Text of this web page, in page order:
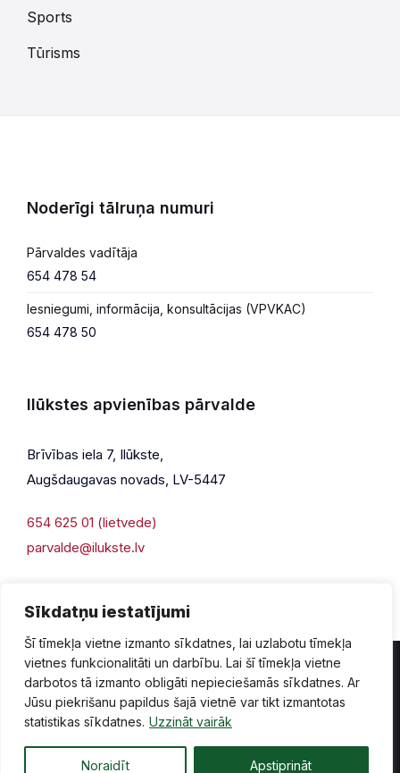
Sīkdatņu iestatījumi
Šī tīmekļa vietne izmanto sīkdatnes, lai uzlabotu tīmekļa
vietnes funkcionalitāti un darbību. Lai šī tīmekļa vietne
darbotos tā izmanto obligāti nepieciešamās sīkdatnes. Ar
Jūsu piekrišanu papildus šajā vietnē var tikt izmantotas
statistikas sīkdatnes. Uzzināt vairāk
Noraidīt Apstiprināt
Sports
Tūrisms
Noderīgi tālruņa numuri
Pārvaldes vadītāja
654 478 54
Iesniegumi, informācija, konsultācijas (VPVKAC)
654 478 50
Ilūkstes apvienības pārvalde
Brīvības iela 7, Ilūkste,
Augšdaugavas novads, LV-5447
654 625 01 (lietvede)
parvalde@ilukste.lv
Privātuma politika Piekļūstamība
Lapas karte